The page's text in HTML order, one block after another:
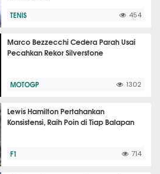
TENIS 454
Marco Bezzecchi Cedera Parah Usai
Pecahkan Rekor Silverstone
MOTOGP 1302
Lewis Hamilton Pertahankan
Konsistensi, Raih Poin di Tiap Balapan
F1 714